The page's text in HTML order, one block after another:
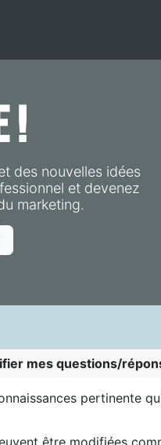
!
des nouvelles idées
et devenez
marketing.
mes questions/
pertinente
être modifiées